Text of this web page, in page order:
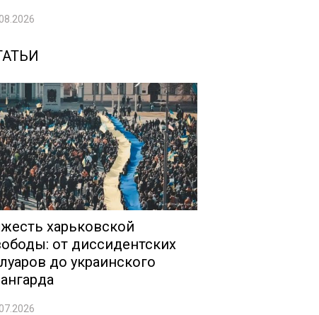
харьковской
от диссидентских
до украинского